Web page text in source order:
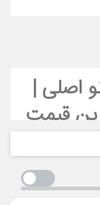
اصلی |
قیمت
و قیمت مناسب